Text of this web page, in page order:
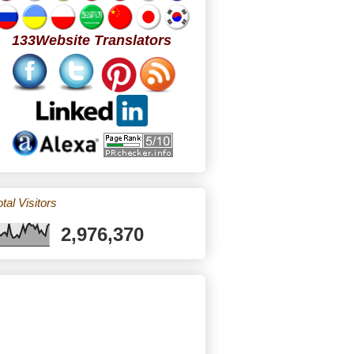
133Website Translators
Visitors
2,976,370